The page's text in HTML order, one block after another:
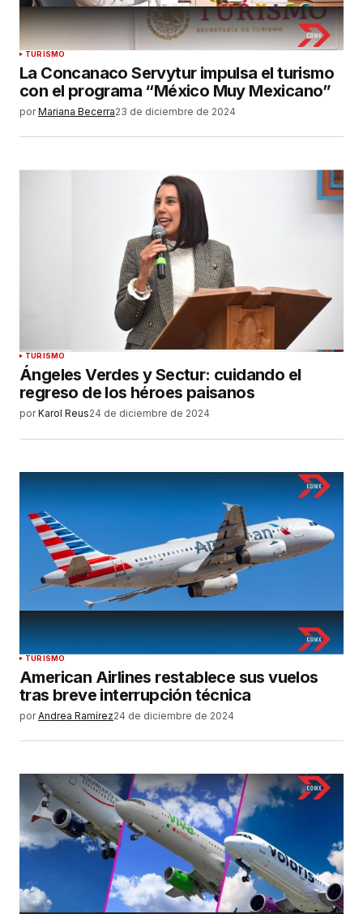
TURISMO
La Concanaco Servytur impulsa el turismo
con el programa “México Muy Mexicano”
por Mariana Becerra23 de diciembre de 2024
TURISMO
Ángeles Verdes y Sectur: cuidando el
regreso de los héroes paisanos
por Karol Reus24 de diciembre de 2024
TURISMO
American Airlines restablece sus vuelos
tras breve interrupción técnica
por Andrea Ramírez24 de diciembre de 2024